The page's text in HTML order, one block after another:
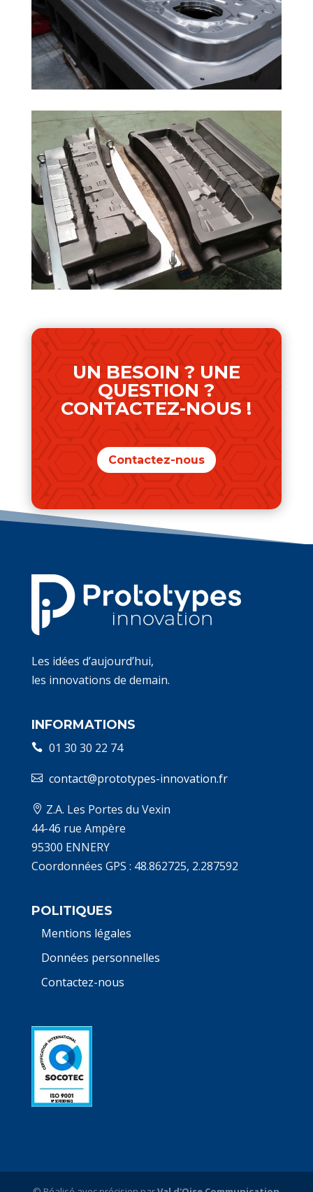
UN BESOIN ? UNE
QUESTION ?
CONTACTEZ-NOUS !
Contactez-nous
Les idées d’aujourd’hui,
les innovations de demain.
INFORMATIONS
01 30 30 22 74
contact@prototypes-innovation.fr
Z.A. Les Portes du Vexin
44-46 rue Ampère
95300 ENNERY
Coordonnées GPS : 48.862725, 2.287592
POLITIQUES
Mentions légales
Données personnelles
Contactez-nous